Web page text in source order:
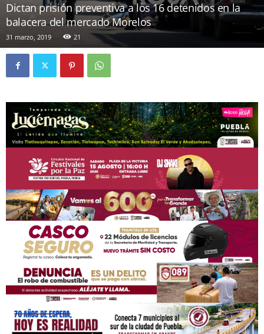
Dictan prisión preventiva a los 16 detenidos en la
balacera del mercado Morelos
31 marzo, 2019 21